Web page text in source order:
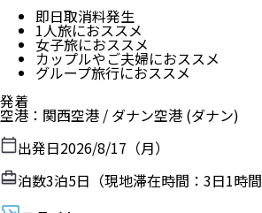
即日取消料発生
1人旅におススメ
女子旅におススメ
カップルやご夫婦におススメ
グループ旅行におススメ
発着
空港 ： 関西空港 / ダナン空港 (ダナン)
出発日2026/8/17（月）
泊数3泊5日（現地滞在時間： 3日1時間